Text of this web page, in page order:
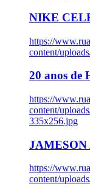
NIKE
https://
content/
20 anos de
https://
content/
335x256.jpg
JAMESON
https://
content/